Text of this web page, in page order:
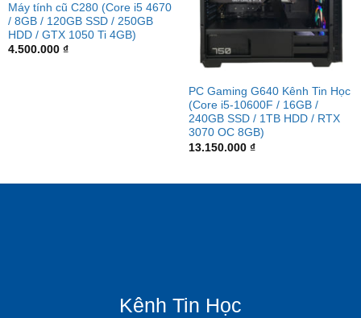
Máy tính cũ C280 (Core i5 4670
/ 8GB / 120GB SSD / 250GB
HDD / GTX 1050 Ti 4GB)
4.500.000 ₫
PC Gaming G640 Kênh Tin Học
(Core i5-10600F / 16GB /
240GB SSD / 1TB HDD / RTX
3070 OC 8GB)
13.150.000 ₫
Kênh Tin Học